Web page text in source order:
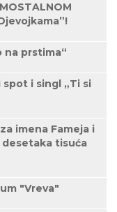
na prstima“
i singl „Ti si
imena Fameja i
desetaka tisuća
"Vreva"